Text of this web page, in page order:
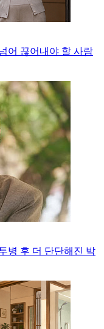
어 끊어내야 할 사람
병 후 더 단단해진 박